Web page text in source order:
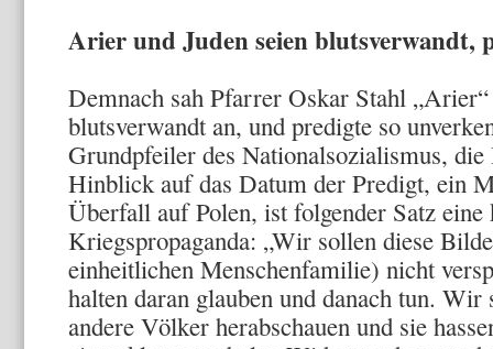
Arier und Juden seien blutsverwandt,
Demnach sah Pfarrer Oskar Stahl „Arier“
blutsverwandt an, und predigte so
Grundpfeiler des Nationalsozialismus,
Hinblick auf das Datum der Predigt, ein
Überfall auf Polen, ist folgender Satz eine
Kriegspropaganda: „Wir sollen diese
einheitlichen Menschenfamilie) nicht
halten daran glauben und danach tun.
andere Völker herabschauen und sie